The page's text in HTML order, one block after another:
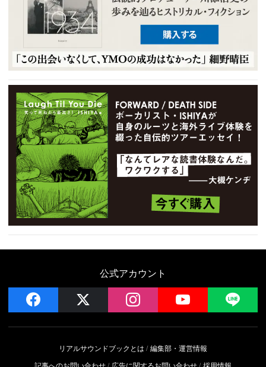
公式アカウント
facebook instagram YouTube
リアルサウンドブックとは
編集部・運営情報
記事へのお問い合わせ
広告に関するお問い合わせ 採用情報